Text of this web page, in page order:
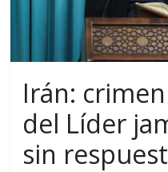
Irán:
del Líder
sin